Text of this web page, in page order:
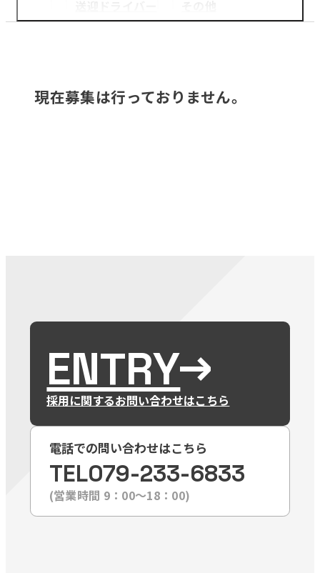
現在募集は行っておりません。
ENTRY
採用に関するお問い合わせはこちら
電話での問い合わせはこちら
TEL079-233-6833
(営業時間 9：00〜18：00)